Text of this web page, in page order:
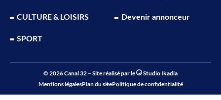
CULTURE & LOISIRS
SPORT
Devenir annonceur
Mentions légalesPlan du sitePolitique de confidentialité
© 2026 Canal 32 – Site réalisé par le Studio Ikadia